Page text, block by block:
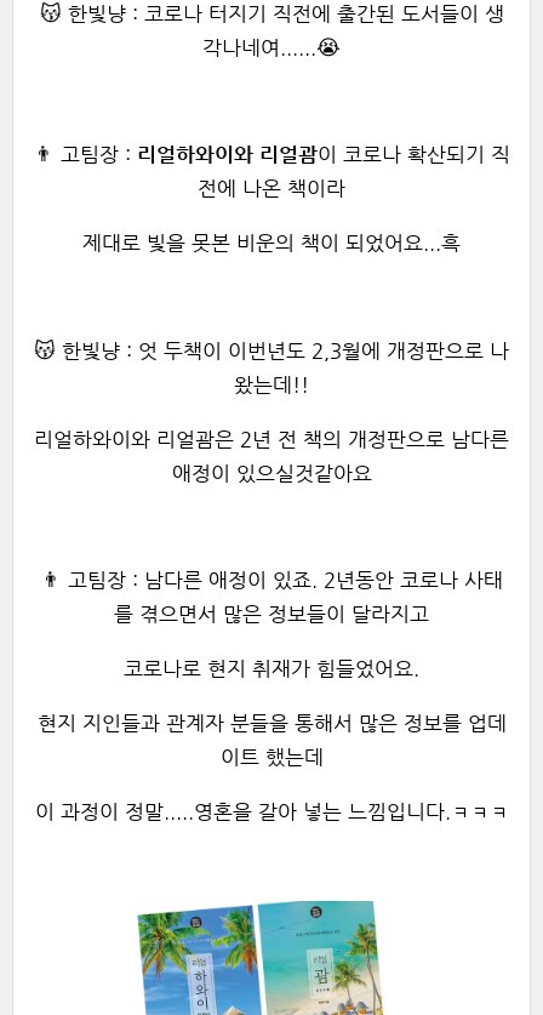
😽 한빛냥 : 코로나 터지기 직전에 출간된 도서들이 생
각나네여......😭
👨 고팀장 : 리얼하와이 와 리얼괌이 코로나 확산되기 직
전에 나온 책이라
제대로 빛을 못본 비운의 책이 되었어요...흑
😽 한빛냥 : 엇 두책이 이번년도 2,3월에 개정판으로 나
왔는데!!
리얼하와이와 리얼괌은 2년 전 책의 개정판으로 남다른
애정이 있으실것같아요
👨 고팀장 : 남다른 애정이 있죠. 2년동안 코로나 사태
를 겪으면서 많은 정보들이 달라지고
코로나로 현지 취재가 힘들었어요.
현지 지인들과 관계자 분들을 통해서 많은 정보를 업데
이트 했는데
이 과정이 정말.....영혼을 갈아 넣는 느낌입니다.ㅋㅋㅋ